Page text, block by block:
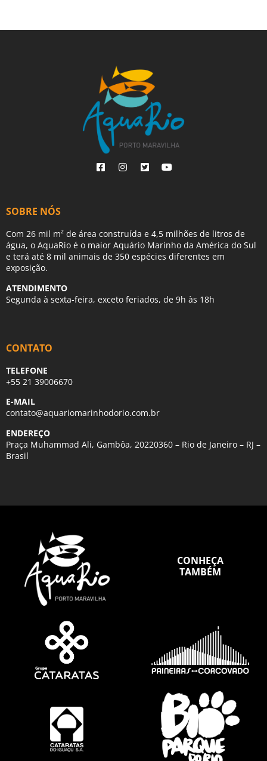
SOBRE NÓS
Com 26 mil m² de área construída e 4,5 milhões de litros de
água, o AquaRio é o maior Aquário Marinho da América do Sul
e terá até 8 mil animais de 350 espécies diferentes em
exposição.
ATENDIMENTO
Segunda à sexta-feira, exceto feriados, de 9h às 18h
CONTATO
TELEFONE
+55 21 39006670
E-MAIL
contato@aquariomarinhodorio.com.br
ENDEREÇO
Praça Muhammad Ali, Gambôa, 20220360 – Rio de Janeiro – RJ –
Brasil
CONHEÇA
TAMBÉM